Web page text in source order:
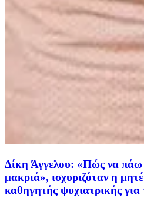
Δίκη Άγγελου: «Πώς να πάω
μακριά», ισχυριζόταν η
καθηγητής ψυχιατρικής για